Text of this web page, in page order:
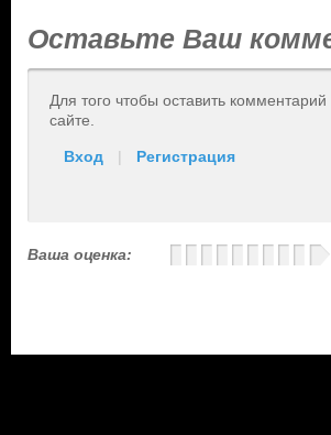
Оставьте Ваш
Для того чтобы оставить
сайте.
Вход | Регистрация
Ваша оценка: